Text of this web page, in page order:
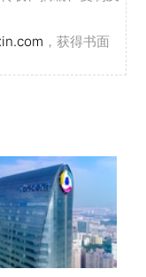
，获得书面